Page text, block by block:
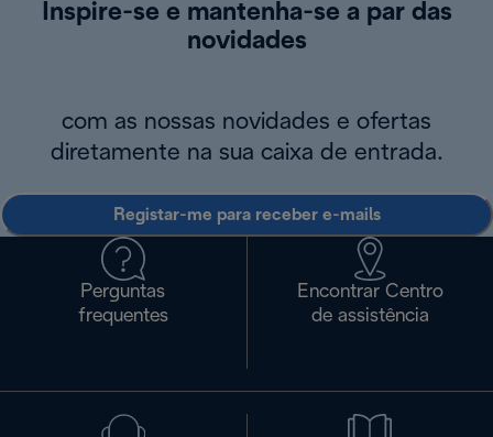
Inspire-se e mantenha-se a par das
novidades
com as nossas novidades e ofertas
diretamente na sua caixa de entrada.
Registar-me para receber e-mails
Perguntas
frequentes
Encontrar Centro
de assistência